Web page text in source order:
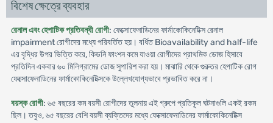
বিশেষ ক্ষেত্রে ব্যবহার
রেনাল এবং হেপাটিক প্রতিবন্ধী রোগী: ফেক্সোফেনাডিনের ফার্মাকোকিনেটিক্স রেনাল
impairment রোগীদের মধ্যে পরিবর্তিত হয়। বর্ধিত Bioavailability and half-life
এর বৃদ্ধির উপর ভিত্তি করে, কিডনি ফাংশন কমে যাওয়া রোগীদের প্রাথমিক ডোজ হিসাবে
প্রতিদিন একবার ৬০ মিলিগ্রামের ডোজ সুপারিশ করা হয়। মাঝারি থেকে গুরুতর হেপাটিক রোগ
ফেক্সোফেনাডিনের ফার্মাকোকিনেটিক্সকে উল্লেখযোগ্যভাবে প্রভাবিত করে না।
বয়স্ক রোগী: ৬৫ বছরের কম বয়সী রোগীদের তুলনায় এই গ্রুপে প্রতিকূল ঘটনাগুলি একই রকম
ছিল। তবুও, ৬৫ বছরের বেশি বয়সী ব্যক্তিদের মধ্যে ফেক্সোফেনাডিনের ফার্মাকোকিনেটিক্স